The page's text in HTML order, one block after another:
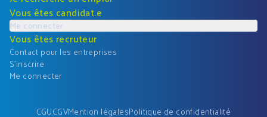
Vous êtes candidat.e
Me connecter
Vous êtes recruteur
Contact pour les entreprises
S'inscrire
Me connecter
CGUCGVMention légalesPolitique de confidentialité